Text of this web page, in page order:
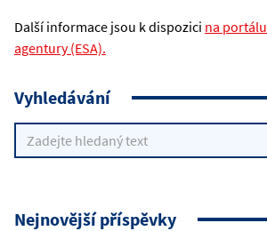
Další informace jsou k dispozici na
agentury (ESA).
Vyhledávání
Nejnovější příspěvky